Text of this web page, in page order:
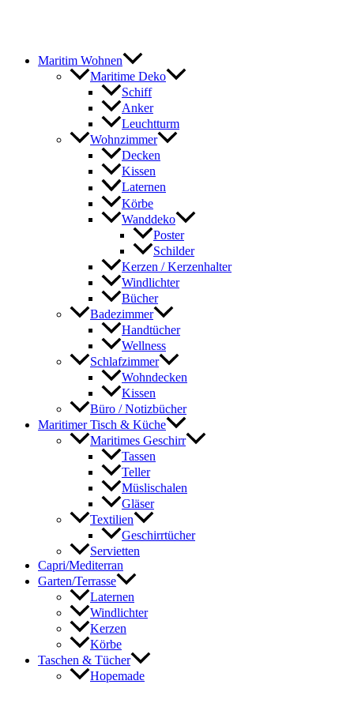
Maritim Wohnen
Maritime Deko
Schiff
Anker
Leuchtturm
Wohnzimmer
Decken
Kissen
Laternen
Körbe
Wanddeko
Poster
Schilder
Kerzen / Kerzenhalter
Windlichter
Bücher
Badezimmer
Handtücher
Wellness
Schlafzimmer
Wohndecken
Kissen
Büro / Notizbücher
Maritimer Tisch & Küche
Maritimes Geschirr
Tassen
Teller
Müslischalen
Gläser
Textilien
Geschirrtücher
Servietten
Capri/Mediterran
Garten/Terrasse
Laternen
Windlichter
Kerzen
Körbe
Taschen & Tücher
Hopemade